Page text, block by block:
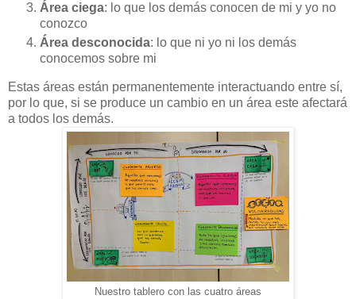
Área ciega: lo que los demás conocen de mi y yo no
conozco
Área desconocida: lo que ni yo ni los demás
conocemos sobre mi
Estas áreas están permanentemente interactuando entre sí,
por lo que, si se produce un cambio en un área este afectará
a todos los demás.
Nuestro tablero con las cuatro áreas